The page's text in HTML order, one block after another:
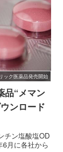
ック医薬品発売開始
品“メマン
ンロード
チン塩酸塩OD
月に各社から